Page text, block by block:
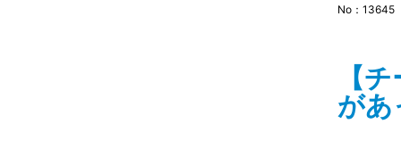
No：13645
【
が